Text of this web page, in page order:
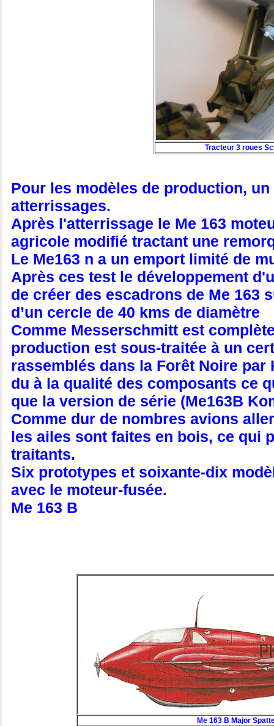
Tracteur 3 roues
Pour les modèles de production,
atterrissages.
Après l'atterrissage le Me 163
agricole modifié tractant une
Le Me163 n a un emport limité de
Après ces test le développement
de créer des escadrons de Me
d’un cercle de 40 kms de diamètre
Comme Messerschmitt est
production est sous-traitée à un
rassemblés dans la Forêt Noire
du à la qualité des composants ce
que la version de série (Me163B
Comme dur de nombres avions
les ailes sont faites en bois, ce qui
traitants.
Six prototypes et soixante-dix
avec le moteur-fusée.
Me 163 B
Me 163 B Major